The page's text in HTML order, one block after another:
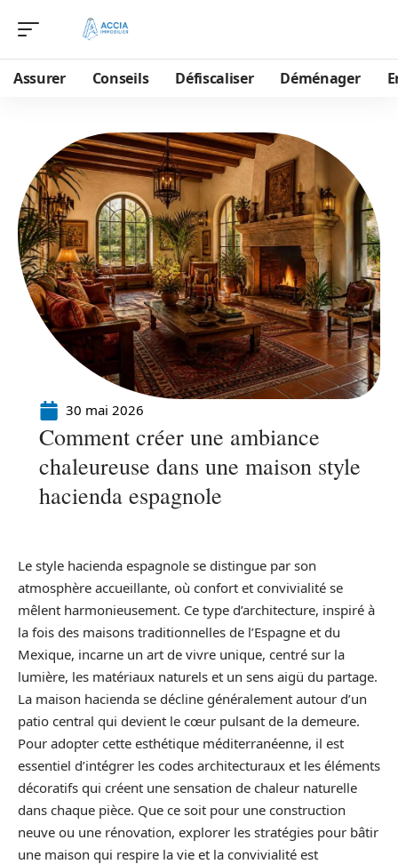
Assurer Conseils Défiscaliser Déménager
30 mai 2026
Comment créer une ambiance
chaleureuse dans une maison style
hacienda espagnole
Le style hacienda espagnole se distingue par son
atmosphère accueillante, où confort et convivialité se
mêlent harmonieusement. Ce type d’architecture, inspiré à
la fois des maisons traditionnelles de l’Espagne et du
Mexique, incarne un art de vivre unique, centré sur la
lumière, les matériaux naturels et un sens aigü du partage.
La maison hacienda se décline généralement autour d’un
patio central qui devient le cœur pulsant de la demeure.
Pour adopter cette esthétique méditerranéenne, il est
essentiel d’intégrer les codes architecturaux et les éléments
décoratifs qui créent une sensation de chaleur naturelle
dans chaque pièce. Que ce soit pour une construction
neuve ou une rénovation, explorer les stratégies pour bâtir
une maison qui respire la vie et la convivialité est